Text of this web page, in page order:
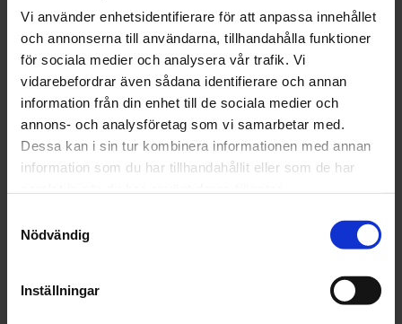
Vi använder enhetsidentifierare för att anpassa innehållet
och annonserna till användarna, tillhandahålla funktioner
för sociala medier och analysera vår trafik. Vi
vidarebefordrar även sådana identifierare och annan
information från din enhet till de sociala medier och
annons- och analysföretag som vi samarbetar med.
Dessa kan i sin tur kombinera informationen med annan
information som du har tillhandahållit eller som de har
Nödvändig
Inställningar
PURINA PRO PLAN
PURINA PRO PLAN
1+ years Rikt på kalkon
Från 279 kr
PURINA PRO PLAN
PURINA PRO PLAN
7+ years Rikt på kalkon